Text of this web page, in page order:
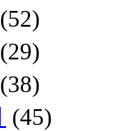
(52)
(29)
(38)
(45)